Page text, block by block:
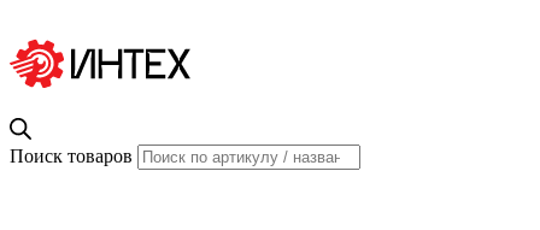
Поиск товаров